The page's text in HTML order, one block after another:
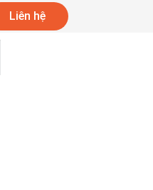
Liên hệ